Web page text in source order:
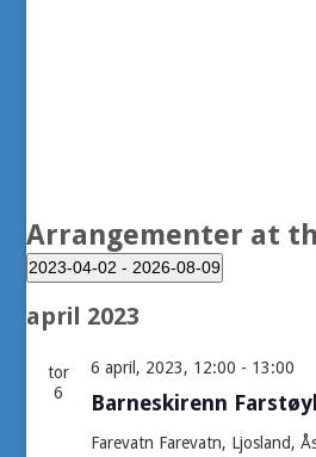
Arrangementer at
2023-04-02 - 2026-08-09
dato.
april 2023
tor
6
Barneskirenn Farstøyl
6 april, 2023, 12:00 - 13:00
Farevatn Farevatn, Ljosland,